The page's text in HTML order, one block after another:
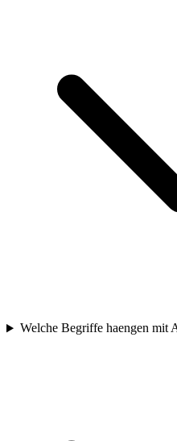
Welche Begriffe haengen mit